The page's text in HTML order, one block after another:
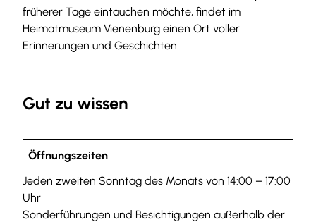
früherer Tage eintauchen möchte, findet im
Heimatmuseum Vienenburg einen Ort voller
Erinnerungen und Geschichten.
Gut zu wissen
Öffnungszeiten
Jeden zweiten Sonntag des Monats von 14:00 – 17:00
Uhr
Sonderführungen und Besichtigungen außerhalb der